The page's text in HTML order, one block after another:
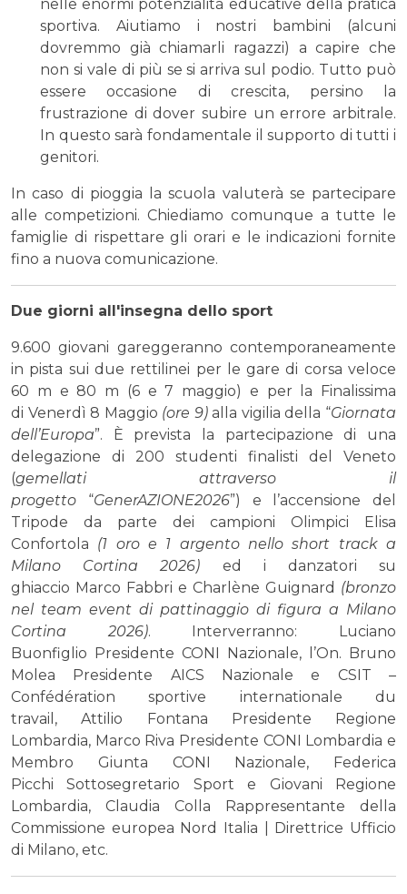
nelle enormi potenzialità educative della pratica
sportiva. Aiutiamo i nostri bambini (alcuni
dovremmo già chiamarli ragazzi) a capire che
non si vale di più se si arriva sul podio. Tutto può
essere occasione di crescita, persino la
frustrazione di dover subire un errore arbitrale.
In questo sarà fondamentale il supporto di tutti i
genitori.
In caso di pioggia la scuola valuterà se partecipare
alle competizioni. Chiediamo comunque a tutte le
famiglie di rispettare gli orari e le indicazioni fornite
fino a nuova comunicazione.
Due giorni all'insegna dello sport
9.600 giovani gareggeranno contemporaneamente
in pista sui due rettilinei per le gare di corsa veloce
60 m e 80 m (6 e 7 maggio) e per la Finalissima
di Venerdì 8 Maggio (ore 9)alla vigilia della “Giornata
dell’Europa”. È prevista la partecipazione di una
delegazione di 200 studenti finalisti del Veneto
(gemellati attraverso il
progetto “GenerAZIONE2026”) e l’accensione del
Tripode da parte dei campioni Olimpici Elisa
Confortola (1 oro e 1 argento nello short track a
Milano Cortina 2026) ed i danzatori su
ghiaccio Marco Fabbri e Charlène Guignard (bronzo
nel team event di pattinaggio di figura a Milano
Cortina 2026). Interverranno: Luciano
Buonfiglio Presidente CONI Nazionale, l’On. Bruno
Molea Presidente AICS Nazionale e CSIT –
Confédération sportive internationale du
travail, Attilio Fontana Presidente Regione
Lombardia, Marco Riva Presidente CONI Lombardia e
Membro Giunta CONI Nazionale, Federica
Picchi Sottosegretario Sport e Giovani Regione
Lombardia, Claudia Colla Rappresentante della
Commissione europea Nord Italia | Direttrice Ufficio
di Milano, etc.